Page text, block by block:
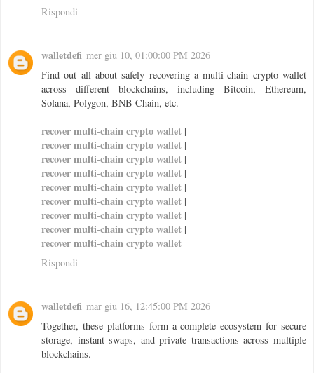
Rispondi
walletdefi mer giu 10, 01:00:00 PM 2026
Find out all about safely recovering a multi-chain crypto wallet
across different blockchains, including Bitcoin, Ethereum,
Solana, Polygon, BNB Chain, etc.
recover multi-chain crypto wallet |
recover multi-chain crypto wallet |
recover multi-chain crypto wallet |
recover multi-chain crypto wallet |
recover multi-chain crypto wallet |
recover multi-chain crypto wallet |
recover multi-chain crypto wallet |
recover multi-chain crypto wallet |
recover multi-chain crypto wallet
Rispondi
walletdefi mar giu 16, 12:45:00 PM 2026
Together, these platforms form a complete ecosystem for secure
storage, instant swaps, and private transactions across multiple
blockchains.